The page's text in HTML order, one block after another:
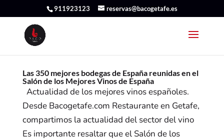
911923123 reservas@bacogetafe.es
Las 350 mejores bodegas de España reunidas en el
Salón de los Mejores Vinos de España
Actualidad de los mejores vinos españoles.
Desde Bacogetafe.com Restaurante en Getafe,
compartimos la actualidad del sector del vino
Es importante resaltar que el Salón de los